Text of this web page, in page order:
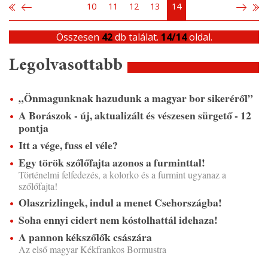
10 11 12 13 14
Összesen 42db találat. 14/14oldal.
Legolvasottabb
„Önmagunknak hazudunk a magyar bor sikeréről”
A Borászok - új, aktualizált és vészesen sürgető - 12
pontja
Itt a vége, fuss el véle?
Egy török szőlőfajta azonos a furminttal!
Történelmi felfedezés, a kolorko és a furmint ugyanaz a
szőlőfajta!
Olaszrizlingek, indul a menet Csehországba!
Soha ennyi cidert nem kóstolhattál idehaza!
A pannon kékszőlők császára
Az első magyar Kékfrankos Bormustra